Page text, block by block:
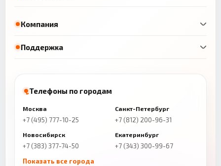
Компания
Поддержка
Телефоны по городам
Москва
+7 (495) 777-10-25
Санкт-Петербург
+7 (812) 200-96-31
Новосибирск
+7 (383) 377-74-50
Екатеринбург
+7 (343) 300-99-67
Показать все города